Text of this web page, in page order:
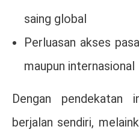
saing global
Perluasan akses
maupun internasional
Dengan
berjalan sendiri,